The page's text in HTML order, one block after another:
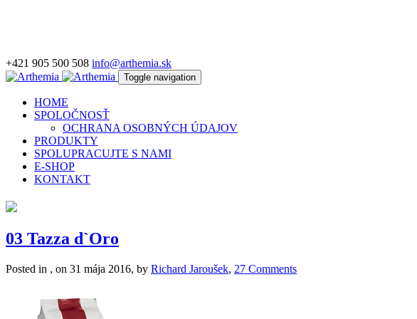
+421 905 500 508 info@arthemia.sk
Toggle navigation
HOME
SPOLOČNOSŤ
OCHRANA OSOBNÝCH ÚDAJOV
PRODUKTY
SPOLUPRACUJTE S NAMI
E-SHOP
KONTAKT
03 Tazza d`Oro
Posted in , on 31 mája 2016, by Richard Jaroušek, 27 Comments